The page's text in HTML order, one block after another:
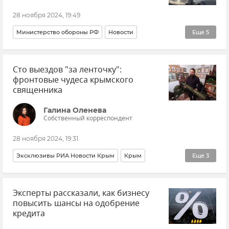
28 ноября 2024, 19:49
Еще 5
Министерство обороны РФ Новости
Вооруженные силы России Россия
Армия и флот ВСУ (Вооруженные силы Украины)
Украина
Сто выездов "за ленточку":
фронтовые чудеса крымского
священника
Галина Оленева
Собственный корреспондент
28 ноября 2024, 19:31
Еще 3
Эксклюзивы РИА Новости Крым Крым
Герои СВО Религия Христианство
Эксперты рассказали, как бизнесу
повысить шансы на одобрение
кредита